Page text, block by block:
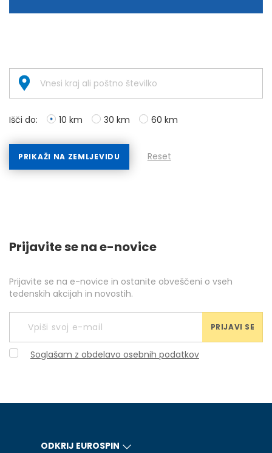
Išči do: 10 km 30 km 60 km
PRIKAŽI NA ZEMLJEVIDU Reset
Prijavite se na e-novice
Prijavite se na e-novice in ostanite obveščeni o vseh
tedenskih akcijah in novostih.
PRIJAVI SE
Soglašam z obdelavo osebnih podatkov
ODKRIJ EUROSPIN